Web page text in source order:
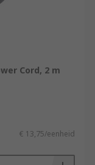
Cord, 2 m
€ 13,75/eenheid